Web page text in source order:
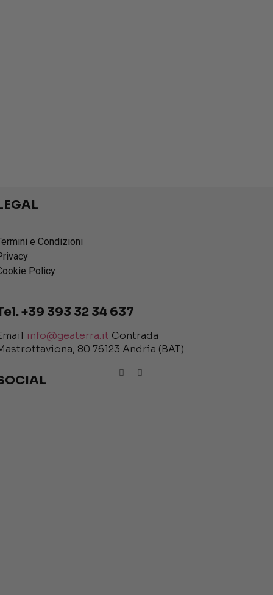
e Condizioni
Policy
+39 393 32 34 637
info@geaterra.it Contrada
80 76123 Andria (BAT)